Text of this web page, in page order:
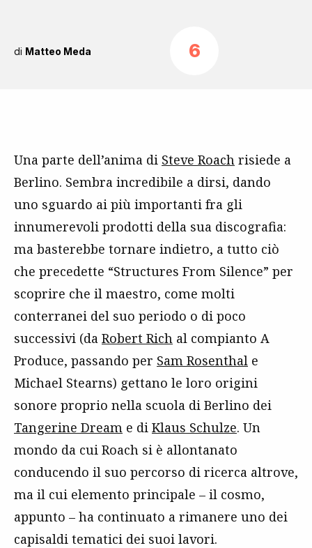
di Matteo Meda 6
Una parte dell’anima di Steve Roach risiede a
Berlino. Sembra incredibile a dirsi, dando
uno sguardo ai più importanti fra gli
innumerevoli prodotti della sua discografia:
ma basterebbe tornare indietro, a tutto ciò
che precedette “Structures From Silence” per
scoprire che il maestro, come molti
conterranei del suo periodo o di poco
successivi (da Robert Rich al compianto A
Produce, passando per Sam Rosenthal e
Michael Stearns) gettano le loro origini
sonore proprio nella scuola di Berlino dei
Tangerine Dream e di Klaus Schulze. Un
mondo da cui Roach si è allontanato
conducendo il suo percorso di ricerca altrove,
ma il cui elemento principale – il cosmo,
appunto – ha continuato a rimanere uno dei
capisaldi tematici dei suoi lavori.